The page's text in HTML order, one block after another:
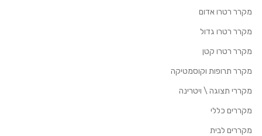
מקרר רטרו אדום
מקרר רטרו גדול
מקרר רטרו קטן
מקרר תרופות וקוסמטיקה
מקררי תצוגה \ ויטרינה
מקררים כללי
מקררים לבית